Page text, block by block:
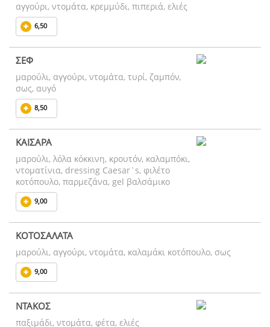
αγγούρι, ντομάτα, κρεμμύδι, πιπεριά, ελιές
6,50
ΣΕΦ
μαρούλι, αγγούρι, ντομάτα, τυρί, ζαμπόν,
σως, αυγό
8,50
ΚΑΙΣΑΡΑ
μαρούλι, λόλα κόκκινη, κρουτόν, καλαμπόκι,
ντοματίνια, dressing Caesar`s, φιλέτο
κοτόπουλο, παρμεζάνα, gel βαλσάμικο
9,00
ΚΟΤΟΣΑΛΑΤΑ
μαρούλι, αγγούρι, ντομάτα, καλαμάκι κοτόπουλο, σως
9,00
ΝΤΑΚΟΣ
παξιμάδι, ντομάτα, φέτα, ελιές